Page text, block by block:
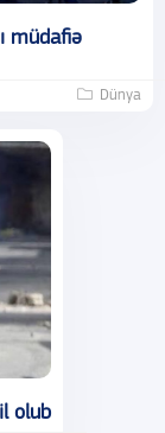
müdafiə
Dünya
olub